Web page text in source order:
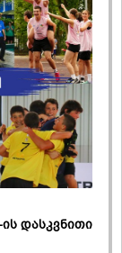
დასკვნითი